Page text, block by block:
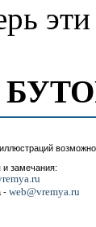
замечания:
- web@vremya.ru